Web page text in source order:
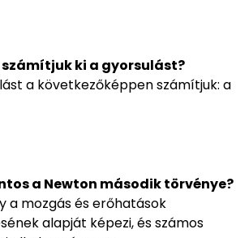
ki a gyorsulást?
a következőképpen számítjuk: a
a Newton második törvénye?
a mozgás és erőhatások
alapját képezi, és számos